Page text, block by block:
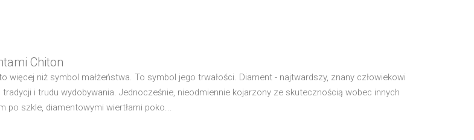
Chiton
więcej niż symbol małżeństwa. To symbol jego trwałości. Diament - najtwardszy, znany człowiekowi
tradycji i trudu wydobywania. Jednocześnie, nieodmiennie kojarzony ze skutecznością wobec innych
po szkle, diamentowymi wiertłami poko...